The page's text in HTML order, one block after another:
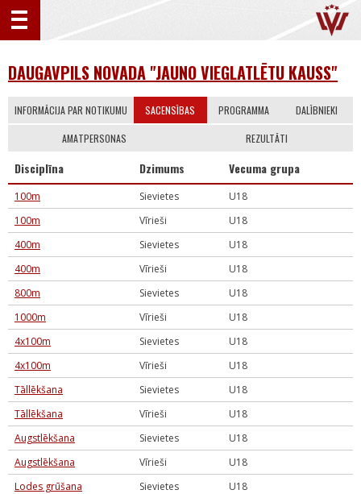
DAUGAVPILS NOVADA "JAUNO VIEGLATLĒTU KAUSS"
INFORMĀCIJA PAR NOTIKUMU SACENSĪBAS PROGRAMMA DALĪBNIEKI
AMATPERSONAS REZULTĀTI
Disciplīna Dzimums Vecuma grupa
100m Sievietes
U18
100m
Vīrieši
U18
400m
Sievietes
U18
400m
Vīrieši
U18
800m
Sievietes
U18
1000m
Vīrieši
U18
4x100m
Sievietes
U18
4x100m
Vīrieši
U18
Tāllēkšana
Sievietes
U18
Tāllēkšana
Vīrieši
U18
Augstlēkšana
Sievietes
U18
Augstlēkšana
Vīrieši
U18
Lodes grūšana
Sievietes
U18